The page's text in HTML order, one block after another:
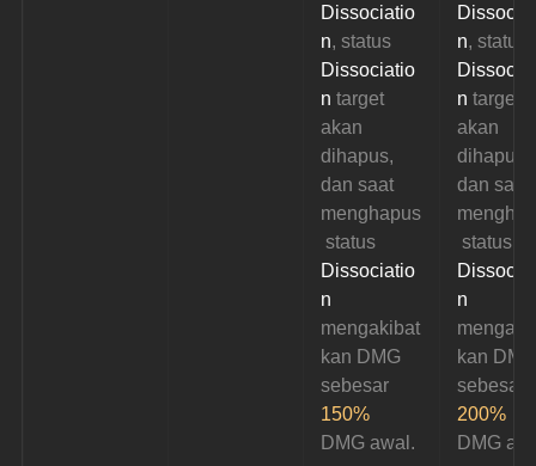
Dissociatio
n, status
Dissociatio
n target
akan
dihapus,
dan saat
menghapus
status
Dissociatio
n
mengakibat
kan DMG
sebesar
150%
DMG awal.
n, status
n target
akan
dihapus,
dan saat
status
n
kan
sebesar
200%
DMG